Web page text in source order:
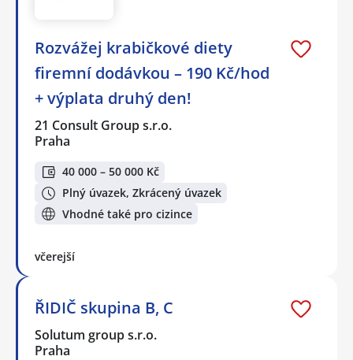
Rozvážej krabičkové diety
firemní dodávkou – 190 Kč/hod
+ výplata druhý den!
21 Consult Group s.r.o.
Praha
40 000 – 50 000 Kč
Plný úvazek, Zkrácený úvazek
Vhodné také pro cizince
včerejší
ŘIDIČ skupina B, C
Solutum group s.r.o.
Praha